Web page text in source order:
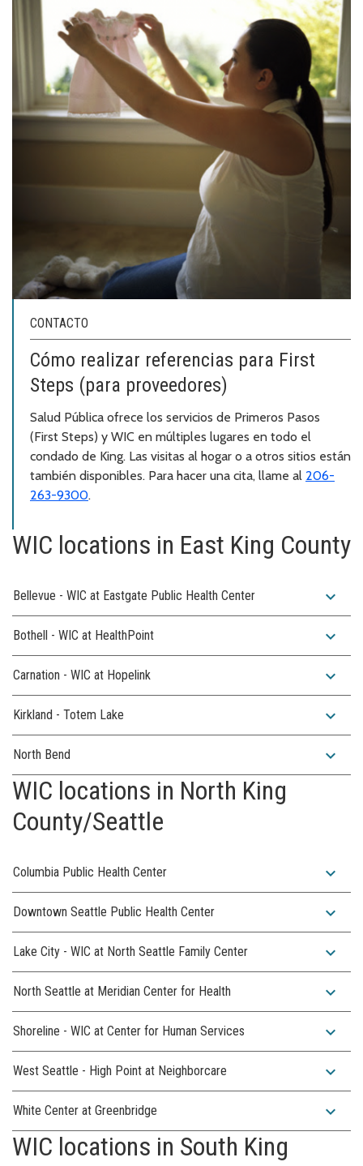
CONTACTO
Cómo realizar referencias para First
Steps (para proveedores)
Salud Pública ofrece los servicios de Primeros Pasos
(First Steps) y WIC en múltiples lugares en todo el
condado de King. Las visitas al hogar o a otros sitios están
también disponibles. Para hacer una cita, llame al 206-
263-9300.
WIC locations in East King County
Bellevue - WIC at Eastgate Public Health Center expand_more
Bothell - WIC at HealthPoint expand_more
Carnation - WIC at Hopelink expand_more
Kirkland - Totem Lake expand_more
North Bend expand_more
WIC locations in North King
County/Seattle
Columbia Public Health Center expand_more
Downtown Seattle Public Health Center expand_more
Lake City - WIC at North Seattle Family Center expand_more
North Seattle at Meridian Center for Health expand_more
Shoreline - WIC at Center for Human Services expand_more
West Seattle - High Point at Neighborcare expand_more
White Center at Greenbridge expand_more
WIC locations in South King